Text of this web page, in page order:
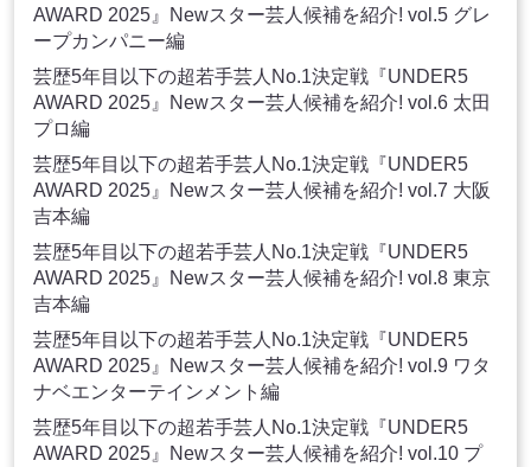
AWARD 2025』Newスター芸人候補を紹介! vol.5 グレ
ープカンパニー編
芸歴5年目以下の超若手芸人No.1決定戦『UNDER5
AWARD 2025』Newスター芸人候補を紹介! vol.6 太田
プロ編
芸歴5年目以下の超若手芸人No.1決定戦『UNDER5
AWARD 2025』Newスター芸人候補を紹介! vol.7 大阪
吉本編
芸歴5年目以下の超若手芸人No.1決定戦『UNDER5
AWARD 2025』Newスター芸人候補を紹介! vol.8 東京
吉本編
芸歴5年目以下の超若手芸人No.1決定戦『UNDER5
AWARD 2025』Newスター芸人候補を紹介! vol.9 ワタ
ナベエンターテインメント編
芸歴5年目以下の超若手芸人No.1決定戦『UNDER5
AWARD 2025』Newスター芸人候補を紹介! vol.10 プ